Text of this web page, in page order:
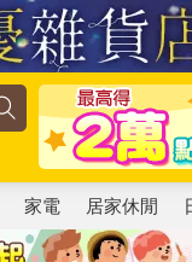
家電 居家休閒